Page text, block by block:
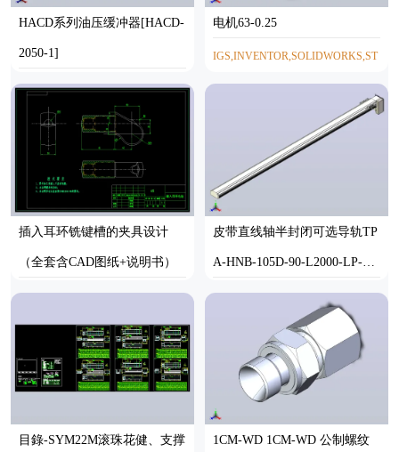
HACD系列油压缓冲器[HACD-
2050-1]
SOLIDWORKS
电机63-0.25
IGS,INVENTOR,SOLIDWORKS,ST
插入耳环铣键槽的夹具设计
（全套含CAD图纸+说明书）
AUTOCAD
皮带直线轴半封闭可选导轨TP
A-HNB-105D-90-L2000-LP-C-
P20-N3
STEP
目錄-SYM22M滚珠花健、支撑 1CM-WD 1CM-WD 公制螺纹